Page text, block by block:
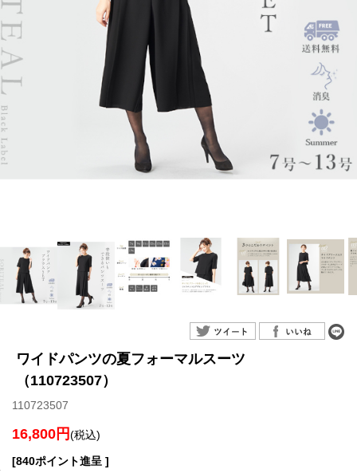
ワイドパンツの夏フォーマルスーツ
（110723507）
110723507
16,800円(税込)
[840ポイント進呈 ]